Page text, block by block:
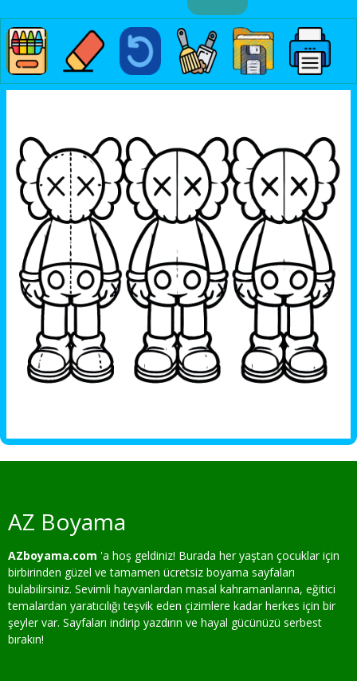
AZ Boyama
AZboyama.com 'a hoş geldiniz! Burada her yaştan çocuklar için
birbirinden güzel ve tamamen ücretsiz boyama sayfaları
bulabilirsiniz. Sevimli hayvanlardan masal kahramanlarına, eğitici
temalardan yaratıcılığı teşvik eden çizimlere kadar herkes için bir
şeyler var. Sayfaları indirip yazdırın ve hayal gücünüzü serbest
bırakın!